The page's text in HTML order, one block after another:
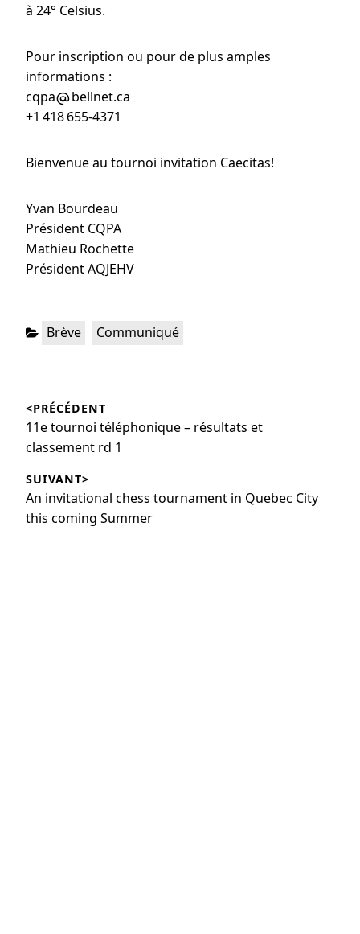
à 24° Celsius.
Pour inscription ou pour de plus amples
informations :
cqpa
bellnet.ca
+1 418 655-4371
Bienvenue au tournoi invitation Caecitas!
Yvan Bourdeau
Président CQPA
Mathieu Rochette
Président AQJEHV
Brève Communiqué
<PRÉCÉDENT
11e tournoi téléphonique – résultats et
classement rd 1
SUIVANT>
An invitational chess tournament in Quebec City
this coming Summer